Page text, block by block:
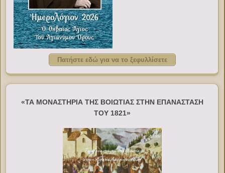
Πατήστε εδώ για να το ξεφυλλίσετε
«ΤΑ ΜΟΝΑΣΤΗΡΙΑ ΤΗΣ ΒΟΙΩΤΙΑΣ ΣΤΗΝ ΕΠΑΝΑΣΤΑΣΗ
ΤΟΥ 1821»